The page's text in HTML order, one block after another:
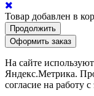
Товар добавлен в
Продолжить
Оформить заказ
На сайте
Яндекс.Метрика.
согласие на работу